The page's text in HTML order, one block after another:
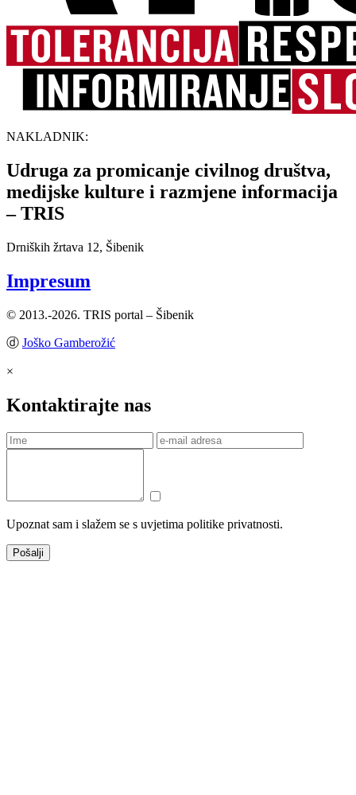
NAKLADNIK:
Udruga za promicanje civilnog društva,
medijske kulture i razmjene informacija
– TRIS
Drniških žrtava 12, Šibenik
Impresum
© 2013.-2026. TRIS portal – Šibenik
ⓓ Joško Gamberožić
×
Kontaktirajte nas
Upoznat sam i slažem se s uvjetima politike privatnosti.
Pošalji